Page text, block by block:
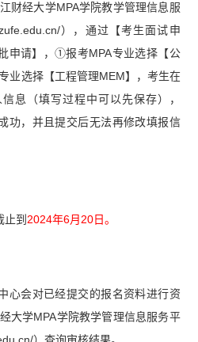
财经大学MPA学院教学管理信息服
），通过【考生面试申
申请】，①报考MPA专业选择【公
业选择【工程管理MEM】，考生在
息（填写过程中可以先保存），
功，并且提交后无法再修改填报信
到 2024年6月20日。
心会对已经提交的报名资料进行资
大学MPA学院教学管理信息服务平